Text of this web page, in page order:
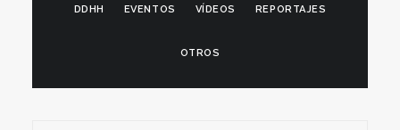
DDHH EVENTOS VÍDEOS REPORTAJES
OTROS